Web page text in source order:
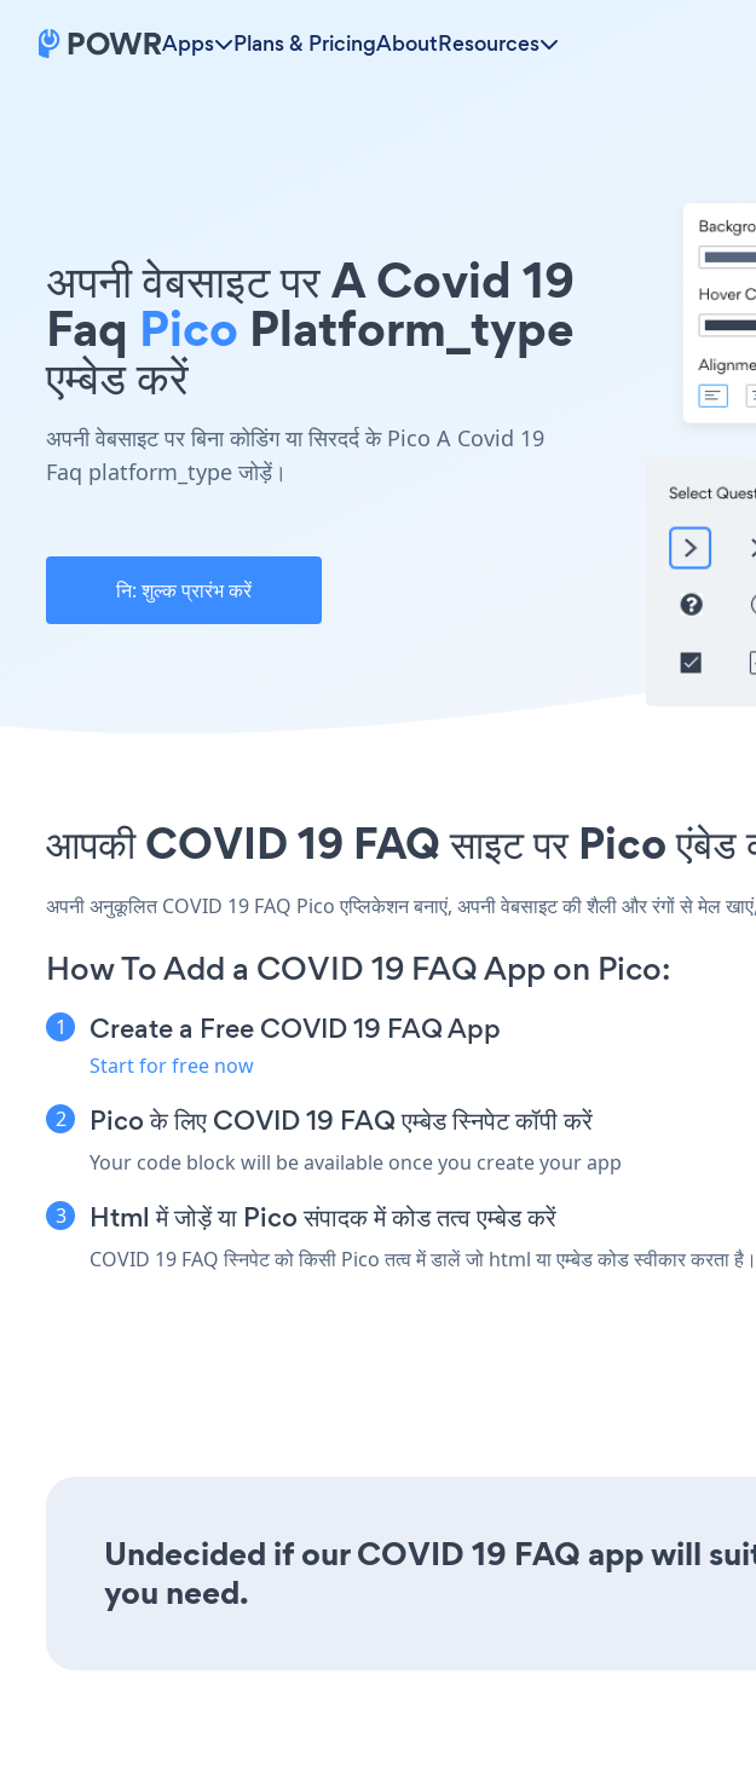
Apps Plans & PricingAboutResources
अपनी वेबसाइट पर A Covid 19
Faq PicoPlatform_type
एम्बेड करें
अपनी वेबसाइट पर बिना कोडिंग या सिरदर्द के Pico A Covid 19
Faq platform_type जोड़ें।
नि: शुल्क प्रारंभ करें
आपकी COVID 19 FAQ साइट पर Pico एंबेड
अपनी अनुकूलित COVID 19 FAQ Pico एप्लिकेशन बनाएं, अपनी वेबसाइट की शैली और रंगों से मेल
How To Add a COVID 19 FAQ App on Pico:
Create a Free COVID 19 FAQ App
Start for free now
Pico के लिए COVID 19 FAQ एम्बेड स्निपेट कॉपी करें
Your code block will be available once you create your app
Html में जोड़ें या Pico संपादक में कोड तत्व एम्बेड करें
COVID 19 FAQ स्निपेट को किसी Pico तत्व में डालें जो html या एम्बेड कोड स्वीकार करता
Undecided if our COVID 19 FAQ app will
you need.